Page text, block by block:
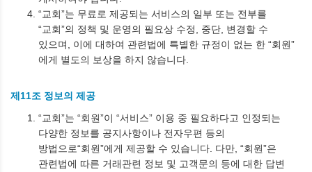
“교회”는 무료로 제공되는 서비스의 일부 또는 전부를
“교회”의 정책 및 운영의 필요상 수정, 중단, 변경할 수
있으며, 이에 대하여 관련법에 특별한 규정이 없는 한 “회원”
에게 별도의 보상을 하지 않습니다.
제11조 정보의 제공
“교회”는 “회원”이 “서비스” 이용 중 필요하다고 인정되는
다양한 정보를 공지사항이나 전자우편 등의
방법으로“회원”에게 제공할 수 있습니다. 다만, “회원”은
관련법에 따른 거래관련 정보 및 고객문의 등에 대한 답변